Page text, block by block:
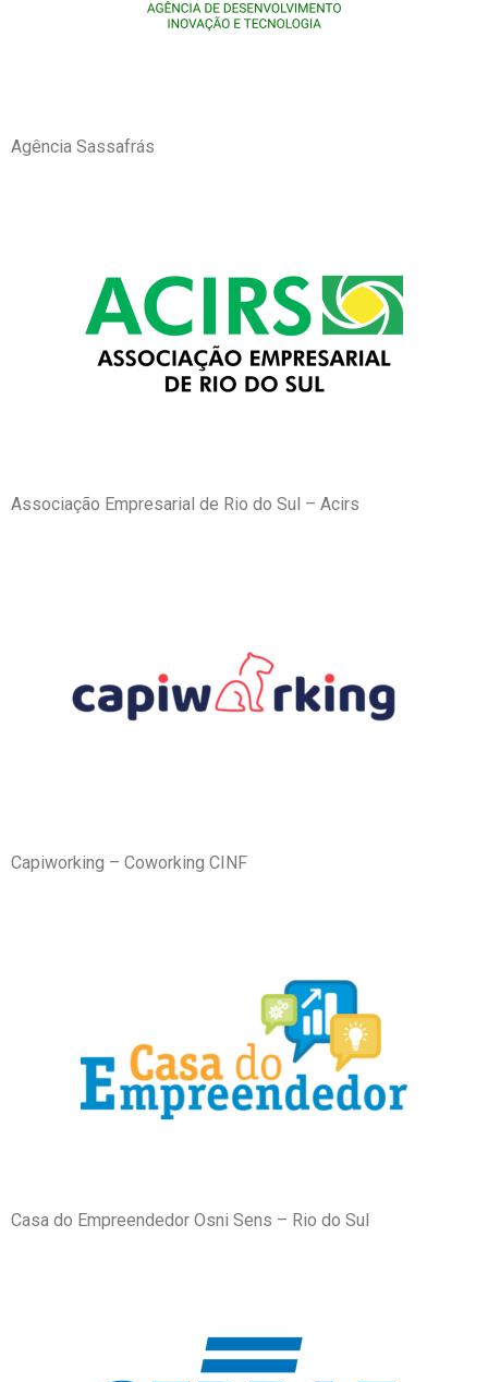
Agência Sassafrás
Associação Empresarial de Rio do Sul – Acirs
Capiworking – Coworking CINF
Casa do Empreendedor Osni Sens – Rio do Sul